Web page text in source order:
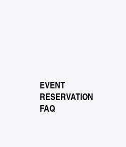
EVENT
RESERVATION
FAQ